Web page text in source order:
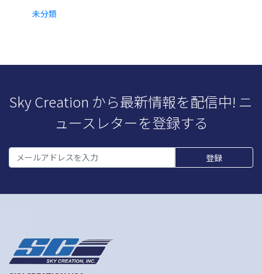
未分類
Sky Creation から最新情報を配信中! ニ
ュースレターを登録する